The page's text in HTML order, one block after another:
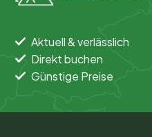
Aktuell & verlässlich
Direkt buchen
Günstige Preise